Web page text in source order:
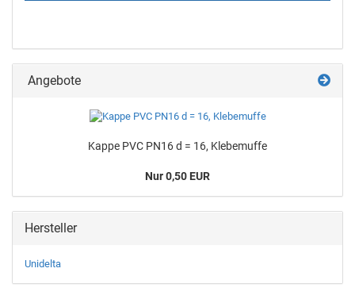
Angebote
Kappe PVC PN16 d = 16, Kle­be­muf­fe
Nur 0,50 EUR
Hersteller
Unidelta